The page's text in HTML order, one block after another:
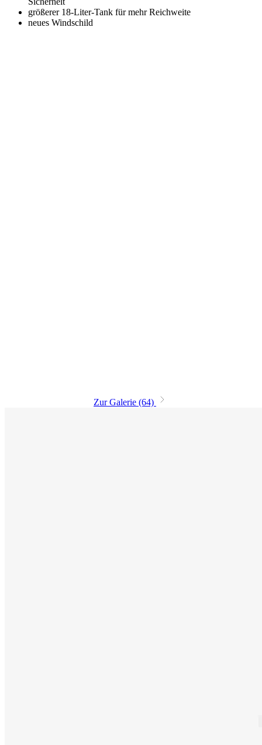
größerer 18-Liter-Tank für mehr Reichweite
neues Windschild
Zur Galerie (64)